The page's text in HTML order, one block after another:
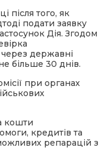
після того, як
подати заявку
Дія. Згодом
державні
більше 30 днів.
при органах
кошти
кредитів та
репарацій з